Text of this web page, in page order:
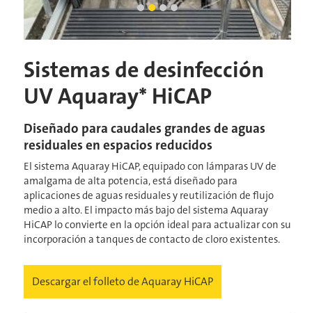
Sistemas de desinfección
UV Aquaray* HiCAP
Diseñado para caudales grandes de aguas
residuales en espacios reducidos
El sistema Aquaray HiCAP, equipado con lámparas UV de
amalgama de alta potencia, está diseñado para
aplicaciones de aguas residuales y reutilización de flujo
medio a alto. El impacto más bajo del sistema Aquaray
HiCAP lo convierte en la opción ideal para actualizar con su
incorporación a tanques de contacto de cloro existentes.
Descargar el folleto de Aquaray HiCAP
Vista leteral de HiCap
HiCap en Auburn
Diapositiva actual
Hicap3
Hicap4